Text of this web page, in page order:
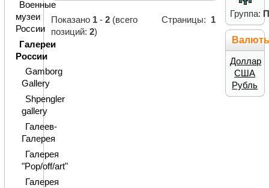
Страницы: 1
Показано 1 -2 (всего
позиций:2)
Военные
музеи
России
Галереи
России
Gamborg
Gallery
Shpengler
gallery
Галеев-
Галерея
Галерея
"Pop/off/art"
Галерея
Группа:
Доллар
США
Рубль